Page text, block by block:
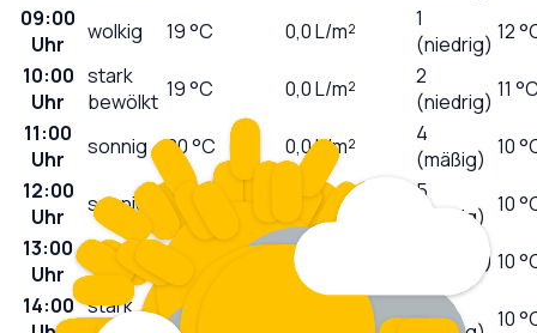
09:00
Uhr
wolkig 19°C 0,0L/m²
1
(niedrig) 12
10:00
Uhr
stark
bewölkt 19°C 0,0L/m²
2
(niedrig) 11
11:00
Uhr
sonnig 20°C 0,0L/m²
4
(mäßig) 10
12:00
Uhr
sonnig 20 L/m²
5
(mäßig) 10
13:00
Uhr
0,0 6 (hoch) 10
14:00 stark
21 10